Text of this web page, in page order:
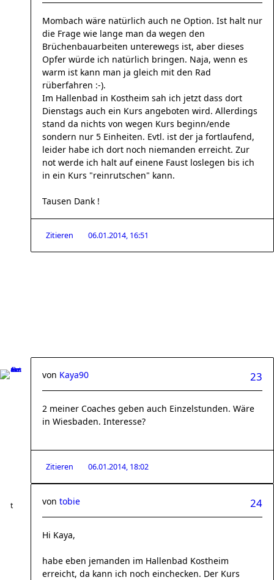
Mombach wäre natürlich auch ne Option. Ist halt nur
die Frage wie lange man da wegen den
Brüchenbauarbeiten unterewegs ist, aber dieses
Opfer würde ich natürlich bringen. Naja, wenn es
warm ist kann man ja gleich mit den Rad
rüberfahren :-).
Im Hallenbad in Kostheim sah ich jetzt dass dort
Dienstags auch ein Kurs angeboten wird. Allerdings
stand da nichts von wegen Kurs beginn/ende
sondern nur 5 Einheiten. Evtl. ist der ja fortlaufend,
leider habe ich dort noch niemanden erreicht. Zur
not werde ich halt auf einene Faust loslegen bis ich
in ein Kurs "reinrutschen" kann.
Tausen Dank !
Zitieren 06.01.2014, 16:51
23
von Kaya90
2 meiner Coaches geben auch Einzelstunden. Wäre
in Wiesbaden. Interesse?
Zitieren 06.01.2014, 18:02
24
von tobie
Hi Kaya,
habe eben jemanden im Hallenbad Kostheim
erreicht, da kann ich noch einchecken. Der Kurs